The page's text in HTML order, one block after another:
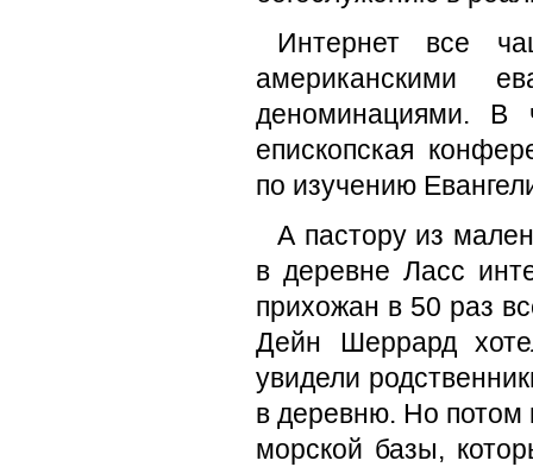
Интернет все
американскими
деноминациями. В
епископская
по изучению
А пастору из
в деревне Ласс
прихожан в 50 раз
Дейн Шеррард
увидели
в деревню. Но потом
морской базы,